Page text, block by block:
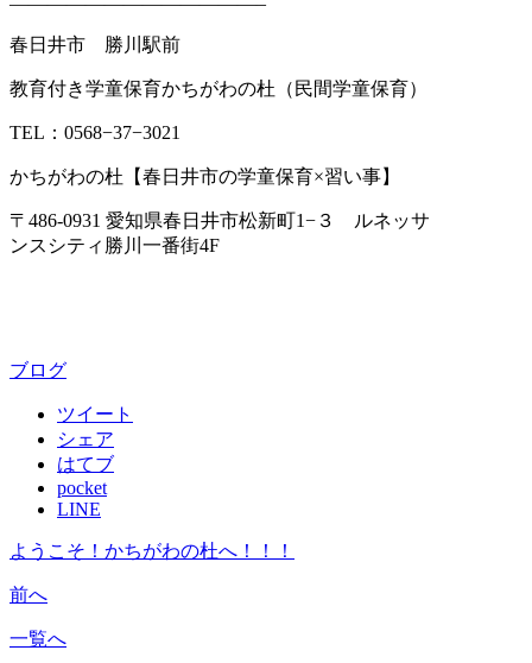
春日井市 勝川駅前
教育付き学童保育かちがわの杜（民間学童保育）
TEL：0568−37−3021
かちがわの杜【春日井市の学童保育×習い事】
〒486-0931 愛知県春日井市松新町1−３ ルネッサ
ンスシティ勝川一番街4F
ブログ
ツイート
シェア
はてブ
pocket
LINE
ようこそ！かちがわの杜へ！！！
前へ
一覧へ